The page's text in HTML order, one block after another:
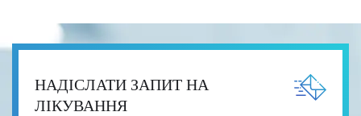
НАДІСЛАТИ ЗАПИТ НА
ЛІКУВАННЯ